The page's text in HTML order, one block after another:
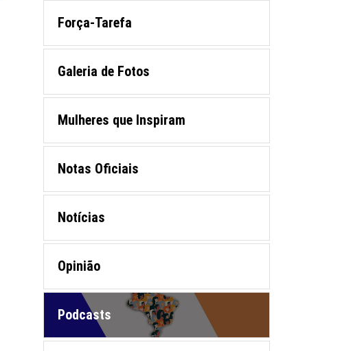
Força-Tarefa
Galeria de Fotos
Mulheres que Inspiram
Notas Oficiais
Notícias
Opinião
Podcasts